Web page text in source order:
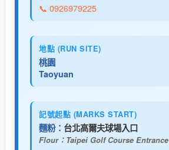
📞 0926979225
地點 (RUN SITE)
桃園
Taoyuan
記號起點 (MARKS START)
麵粉： 台北高爾夫球場入口
Flour：Taipei Golf Course Entrance